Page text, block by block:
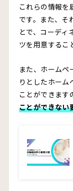
これらの情報を
です。また、そ
とで、コーディ
ツを用意するこ
また、ホームペ
りとしたホーム
ことができます
ことができない